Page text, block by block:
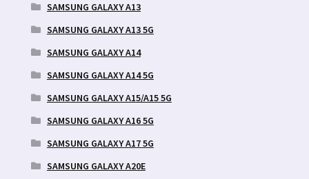
SAMSUNG GALAXY A13
SAMSUNG GALAXY A13 5G
SAMSUNG GALAXY A14
SAMSUNG GALAXY A14 5G
SAMSUNG GALAXY A15/A15 5G
SAMSUNG GALAXY A16 5G
SAMSUNG GALAXY A17 5G
SAMSUNG GALAXY A20E